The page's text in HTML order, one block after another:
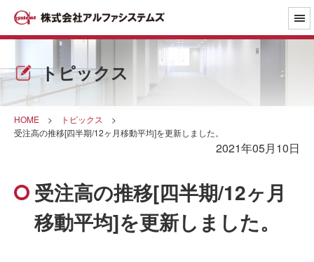
トピックス
HOME > トピックス
>
受注高の推移[四半期/12ヶ月移動平均]を更新しました。
2021年05月10日
受注高の推移[四半期/12ヶ月
移動平均]を更新しました。